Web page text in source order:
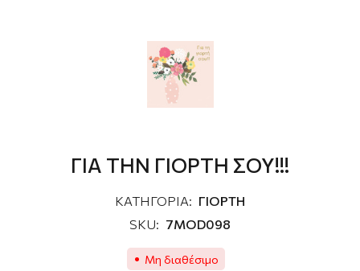
ΓΙΑ ΤΗΝ ΓΙΟΡΤΗ ΣΟΥ!!!
ΚΑΤΗΓΟΡΙΑ: ΓΙΟΡΤΗ
SKU: 7MOD098
Μη διαθέσιμο